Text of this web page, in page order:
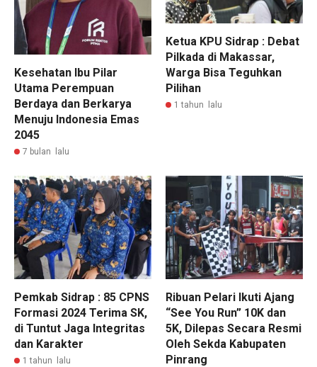
Kesehatan Ibu Pilar
Utama Perempuan
Berdaya dan Berkarya
Menuju Indonesia Emas
2045
7 bulan lalu
Ketua KPU Sidrap : Debat
Pilkada di Makassar,
Warga Bisa Teguhkan
Pilihan
1 tahun lalu
Pemkab Sidrap : 85 CPNS
Formasi 2024 Terima SK,
di Tuntut Jaga Integritas
dan Karakter
1 tahun lalu
Ribuan Pelari Ikuti Ajang
“See You Run” 10K dan
5K, Dilepas Secara Resmi
Oleh Sekda Kabupaten
Pinrang